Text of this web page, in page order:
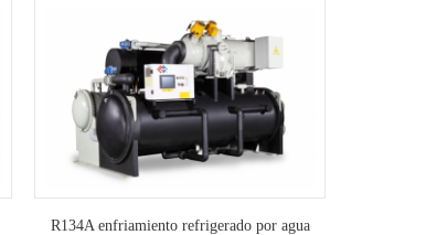
R134A enfriamiento refrigerado por agua